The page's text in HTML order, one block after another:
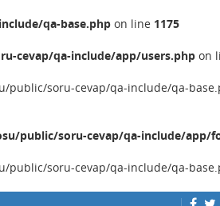
qa-base.php on line 1175
cevap/qa-include/app/users.php on
soru-cevap/qa-include/qa-
public/soru-cevap/qa-include/app/
soru-cevap/qa-include/qa-